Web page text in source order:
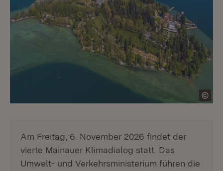
Am Freitag, 6. November 2026 findet der
vierte Mainauer Klimadialog statt. Das
Umwelt- und Verkehrsministerium führen die